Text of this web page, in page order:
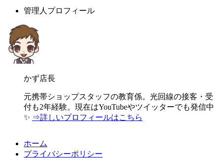
管理人プロフィール
かず店長
元携帯ショップスタッフの教育係。光回線の接客・受
付も2年経験。現在はYouTubeやツイッターでも発信中
✨ ⇒詳しいプロフィールはこちら
ホーム
プライバシーポリシー